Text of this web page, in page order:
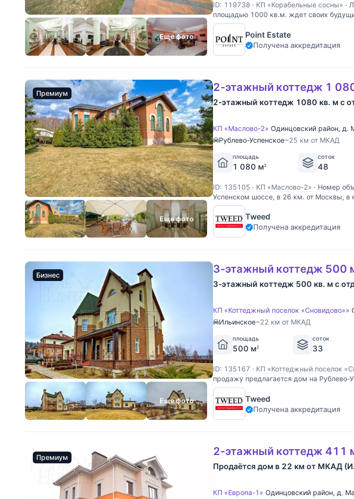
Еще фото
ID: 119738 · КП «Корабельные сосны» ·
площадью 1000 кв.м. ждет своих
применением дорогих изысканных
для загородных особняков - английском.
Point Estate
Получена аккредитация
Премиум
Еще фото
2-этажный коттедж 1
2-этажный коттедж 1080 кв. м с
КП «Маслово-2» Одинцовский район, д.
Рублево-Успенское~25 км от МКАД
площадь
1 080 м2
соток
48
ID: 135105 · КП «Маслово-2» · Номер
Успенском шоссе, в 26 км. от Москвы,
уровневый, кирпичный (площадь - 1080
размером 48 сот. Есть пристроенный
Tweed
Получена аккредитация
Бизнес
Еще фото
3-этажный коттедж 500
3-этажный коттедж 500 кв. м с
КП «Коттеджный поселок «Сновидово»»
Ильинское~22 км от МКАД
площадь
500 м2
соток
33
ID: 135167 · КП «Коттеджный поселок
продажу предлагается дом на
коттеджном поселке Сновидово. Дом
расположен на участке размером 33
Tweed
Получена аккредитация
Премиум 2-этажный коттедж 411
Продаётся дом в 22 км от МКАД
КП «Европа-1» Одинцовский район, д.